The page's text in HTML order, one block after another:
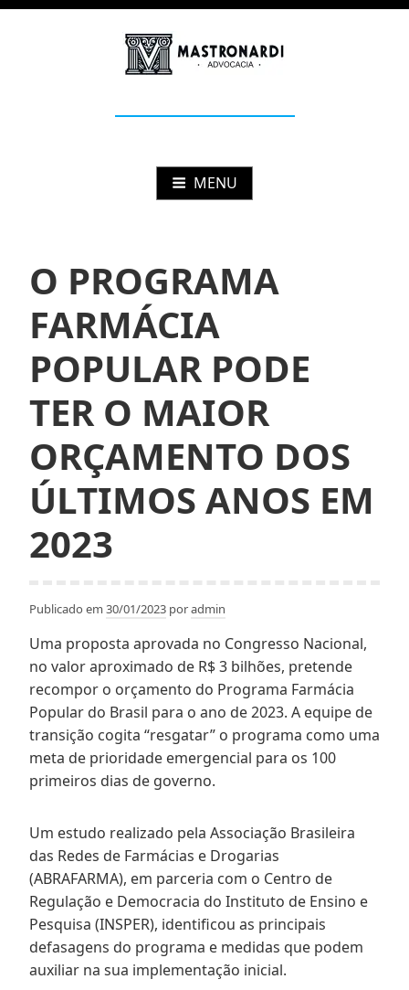
Pular
MENU
O PROGRAMA
FARMÁCIA
POPULAR PODE
TER O MAIOR
ORÇAMENTO DOS
ÚLTIMOS ANOS EM
2023
Publicado em 30/01/2023 poradmin
Uma proposta aprovada no Congresso Nacional,
no valor aproximado de R$ 3 bilhões, pretende
recompor o orçamento do Programa Farmácia
Popular do Brasil para o ano de 2023. A equipe de
transição cogita “resgatar” o programa como uma
meta de prioridade emergencial para os 100
primeiros dias de governo.
Um estudo realizado pela Associação Brasileira
das Redes de Farmácias e Drogarias
(ABRAFARMA), em parceria com o Centro de
Regulação e Democracia do Instituto de Ensino e
Pesquisa (INSPER), identificou as principais
defasagens do programa e medidas que podem
auxiliar na sua implementação inicial.